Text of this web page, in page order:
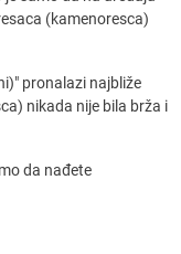
(kamenoresca)
pronalazi najbliže
nikada nije bila brža i
da nađete